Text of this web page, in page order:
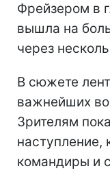
Фрейзером в
вышла на
через
В сюжете
важнейших
Зрителям
наступление,
командиры и